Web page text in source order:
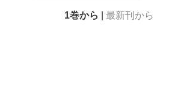
1巻から 最新刊から